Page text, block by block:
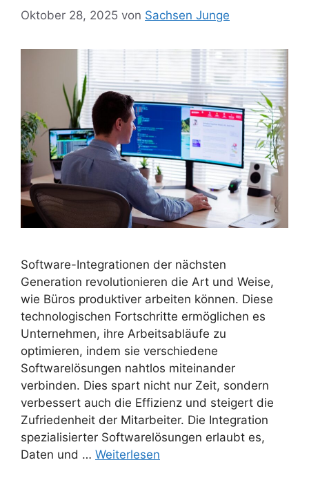
Oktober 28, 2025 von Sachsen Junge
Software-Integrationen der nächsten
Generation revolutionieren die Art und Weise,
wie Büros produktiver arbeiten können. Diese
technologischen Fortschritte ermöglichen es
Unternehmen, ihre Arbeitsabläufe zu
optimieren, indem sie verschiedene
Softwarelösungen nahtlos miteinander
verbinden. Dies spart nicht nur Zeit, sondern
verbessert auch die Effizienz und steigert die
Zufriedenheit der Mitarbeiter. Die Integration
spezialisierter Softwarelösungen erlaubt es,
Daten und … Weiterlesen